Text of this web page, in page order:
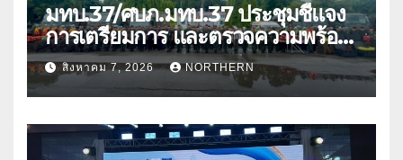
มทบ.37/ศบภ.มทบ.37 ประชุมชี้แจง
การเตรียมการ และตรวจความพร้อม
ด้านการบรรเทาสาธารณภัย
สิงหาคม 7, 2026 NORTHERN